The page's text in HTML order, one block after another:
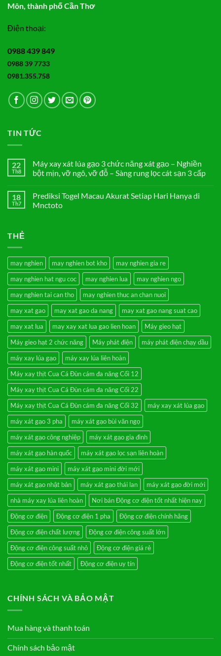
Môn, thành phố Cần Thơ
Điện thoại:
0988 439 849
0988 39 7733
0981.355.758
TIN TỨC
22
Th8
Máy xay xát lúa gạo 3 chức năng xát gạo – Nghiền
bột mịn, vỡ ngô, vỡ đỗ – Sàng rung lọc cát sạn 3 cấp
bình
luận
ở
năng
xát
gạo
–
Nghiền
bột
mịn,
vỡ
ngô,
vỡ
đỗ
–
Sàng
rung
lọc
cát
sạn
3
cấp
18
Th7
Prediksi Togel Macau Akurat Setiap Hari Hanya di
Mnctoto
Macau
Akurat
Setiap
Hari
Hanya
di
Mnctoto
THẺ
may nghien may nghien bot kho
may nghien gia re
may nghien hat ngu coc
may nghien lua
may nghien ngo
may nghien tai can tho
may nghien thuc an chan nuoi
may xat gao
may xat gao da nang
may xat gao nang suat cao
may xat lua
may xay xat lua gao lien hoan
Máy gieo hạt
Máy gieo hạt 2 chức năng
Máy phát điện
máy phát điện chạy dầu
máy xay lúa gạo
máy xay lúa liên hoàn
Máy xay thịt Cua Cá Đùn cám đa năng Cối 12
Máy xay thịt Cua Cá Đùn cám đa năng Cối 22
Máy xay thịt Cua Cá Đùn cám đa năng Cối 32
máy xay xát lúa gạo
máy xát gạo 3 pha
máy xát gạo bùi văn ngọ
máy xát gạo công nghiệp
máy xát gạo gia đình
máy xát gạo hàn quốc
máy xát gạo lọc sạn liên hoàn
máy xát gạo mini
máy xát gạo mini đời mới
máy xát gạo nhật bản
máy xát gạo thái lan
máy xát gạo đời mới
nhà máy xay lúa liên hoàn
Nơi bán Động cơ điện tốt nhất hiện nay
Động cơ điện
Động cơ điện 1 pha
Động cơ điện chính hãng
Động cơ điện chất lượng
Động cơ điện công suất lớn
Động cơ điện công suất nhỏ
Động cơ điện giá rẻ
Động cơ điện tốt nhất
Động cơ điện uy tín
CHÍNH SÁCH VÀ BẢO MẬT
Mua hàng và thanh toán
Chính sách bảo mật